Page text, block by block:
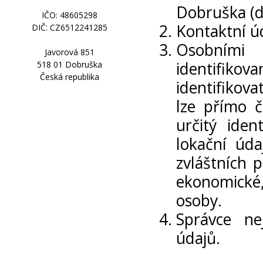
IČO: 48605298
DIČ: CZ6512241285
Javorová 851
518 01 Dobruška
Česká republika
Dobruška
Kontaktní
lze přímo
určitý
lokační
zvláštních
osoby.
Správce
údajů.